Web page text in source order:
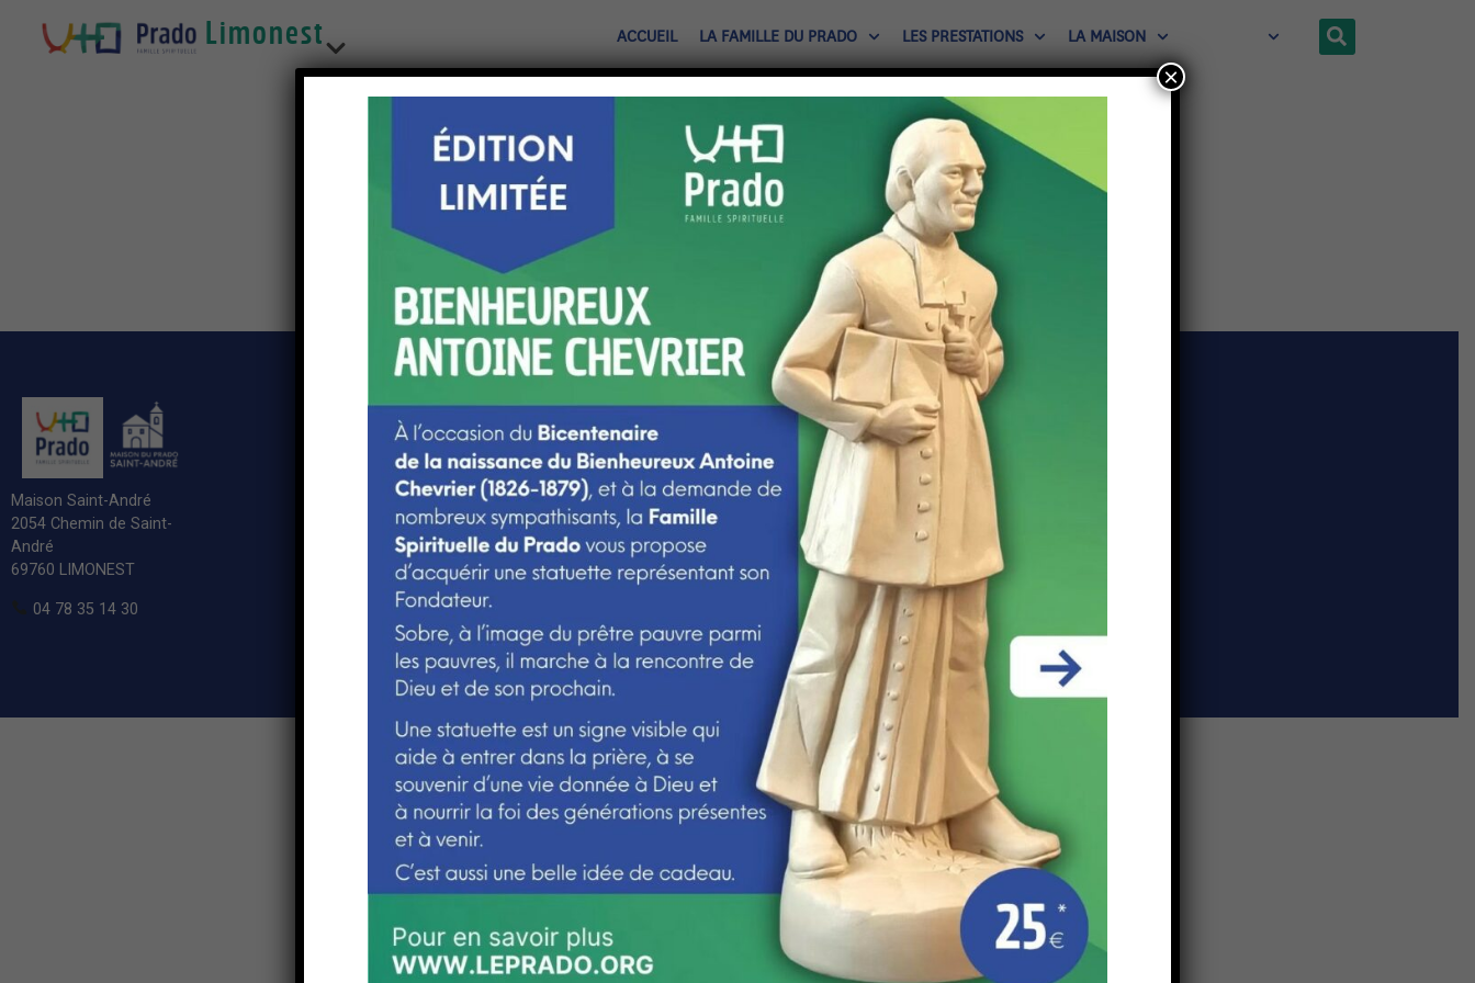
Limonest ACCUEIL LA FAMILLE DU PRADO LES PRESTATIONS LA MAISON
Contacter la Maison Saint-André
Maison Saint-André
2054 Chemin de Saint-
André
69760 LIMONEST
04 78 35 14 30
Notre Livret d'accueil
Conditions de vente
Mentions légales
Communauté du Prado
Qui sommes-nous ?
Accompagnement spirituel
Mécénat - Donations
Agenda 2025-2026
Les prestations
L'hébergement
Les salles de réunion
La restauration
Les pèlerinages
© Copyright 2026 – Association des Prêtres du Prado. Tous droits réservés.
×